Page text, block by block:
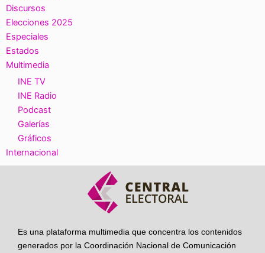
Discursos
Elecciones 2025
Especiales
Estados
Multimedia
INE TV
INE Radio
Podcast
Galerías
Gráficos
Internacional
Es una plataforma multimedia que concentra los contenidos
generados por la Coordinación Nacional de Comunicación